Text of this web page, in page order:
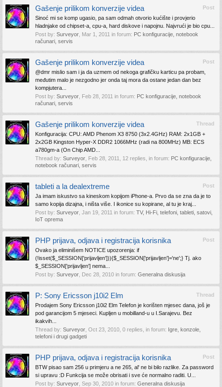
Post
Gašenje prilikom konverzije videa
Sinoć mi se komp ugasio, pa sam odmah otvorio kućište i provjerio
hladnjake od chipset-a, cpu-a, hard diskove i napojnu. Najvrući je bio cpu...
Post by: Surveyor Mar 1, 2011 in forum: PC konfiguracije, notebook
računari, servis
Post
Gašenje prilikom konverzije videa
@dmr mislio sam i ja da uzmem od nekoga grafičku karticu pa probam,
međutim malo je nezgodno jer onda taj mora da ostane jedan dan bez
kompjutera...
Post by: Surveyor Feb 28, 2011 in forum: PC konfiguracije, notebook
računari, servis
Thread
Gašenje prilikom konverzije videa
Konfiguracija: CPU: AMD Phenom X3 8750 (3x2.4GHz) RAM: 2x1GB +
2x2GB Kingston Hyper-X DDR2 1066MHz (radi na 800MHz) MB: ECS
a780gm-a (On Chip AMD...
Thread by: Surveyor Feb 28, 2011 , 12 replies, in forum: PC konfiguracije,
notebook računari, servis
Post
tableti a la dealextreme
Ja imam iskustvo sa kineskom kopijom iPhone-a. Prvo da se zna da je to
samo kopija dizajna, i ništa više. I ikonice su kopirane, al tu je kraj...
Post by: Surveyor Jan 19, 2011 in forum: TV, Hi-Fi, telefoni, tableti, satovi,
IoT oprema
Post
PHP prijava, odjava i registracija korisnika
Ovako ja eliminišem NOTICE upozorenja: if
(!isset($_SESSION['prijavljen'])){$_SESSION['prijavljen']='ne';} Tj. ako
$_SESSION['prijavljen'] nema...
Post by: Surveyor Dec 28, 2010 in forum: Generalna diskusija
Thread
P: Sony Ericsson j10i2 Elm
Prodajem Sony Ericsson j10i2 Elm Telefon je korišten mjesec dana, još je
pod garancijom 5 mjeseci. Kupljen u mobilland-u u I.Sarajevu. Bez
ikakvih...
Thread by: Surveyor Oct 23, 2010 , 0 replies, in forum: Igre, konzole,
telefoni i drugi gadgeti
Post
PHP prijava, odjava i registracija korisnika
BTW pisao sam 256 u primjeru a ne 265, al' ne bi bilo razlike. Za password
si upravu :D Funkcija se može obrisati i sve će normalno raditi. U...
Post by: Surveyor Sep 30, 2010 in forum: Generalna diskusija